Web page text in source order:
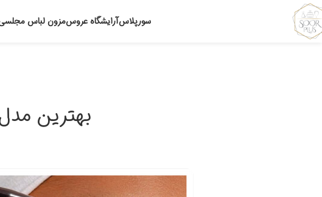
سورپلاسآرایشگاه عروسمزون لباس
بهترین